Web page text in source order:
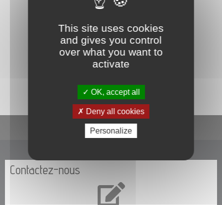
La commune de Papeete traite les données recueillies pour
répondre à votre demande d’information. Pour en savoir plus sur la
En un clic
Contactez-nous
This site uses cookies
and gives you control
over what you want to
activate
OK, accept all
Deny all cookies
Personalize